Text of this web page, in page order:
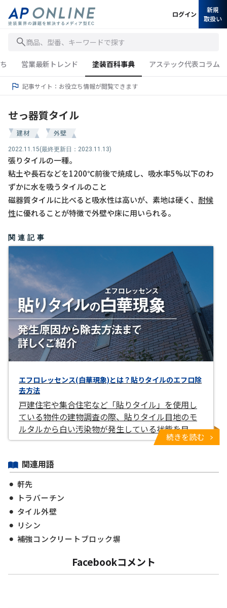
商品、型番、キーワードで探す
ログイン
新規
取扱い
営業最新トレンド 塗装百科事典 アステック代表コラム
記事サイト：お役立ち情報が閲覧できます
せっ器質タイル
建材 外壁
2022.11.15(最終更新日：2023.11.13)
張りタイルの一種。
粘土や長石などを1200℃前後で焼成し、吸水率5%以下のわ
ずかに水を吸うタイルのこと
磁器質タイルに比べると吸水性は高いが、素地は硬く、 耐候
性に優れることが特徴で外壁や床に用いられる。
関連記事
エフロレッセンス(白華現象)とは？貼りタイルのエフロ除
去方法
戸建住宅や集合住宅など「貼りタイル」を使用し
ている物件の建物調査の際、貼りタイル目地のモ
ルタルから白い汚染物が発生している状態を目
続きを読む
関連用語
軒先
トラバーチン
タイル外壁
リシン
補強コンクリートブロック塀
Facebookコメント